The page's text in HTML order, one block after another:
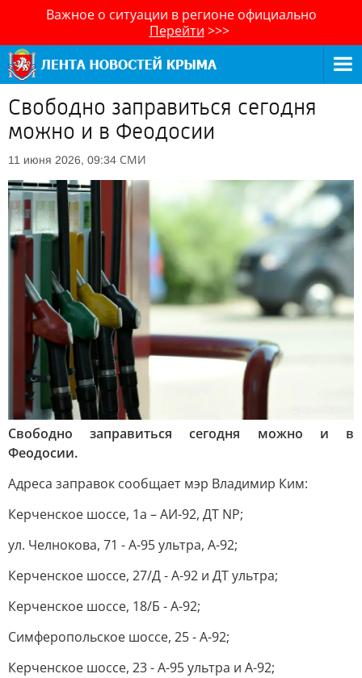
Важное о ситуации в регионе официально
Перейти >>>
Свободно заправиться сегодня
можно и в Феодосии
11 июня 2026, 09:34 СМИ
Свободно заправиться сегодня можно и в
Феодосии.
Адреса заправок сообщает мэр Владимир Ким:
Керченское шоссе, 1а – АИ-92, ДТ NP;
ул. Челнокова, 71 - А-95 ультра, А-92;
Керченское шоссе, 27/Д - А-92 и ДТ ультра;
Керченское шоссе, 18/Б - А-92;
Симферопольское шоссе, 25 - А-92;
Керченское шоссе, 23 - А-95 ультра и А-92;